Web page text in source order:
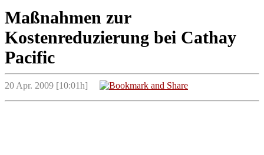
Maßnahmen zur
Kostenreduzierung bei Cathay
Pacific
20 Apr. 2009 [10:01h]